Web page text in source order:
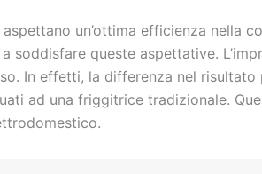
un’ottima efficienza nella
soddisfare queste aspettative.
In effetti, la differenza nel
ad una friggitrice tradizionale.